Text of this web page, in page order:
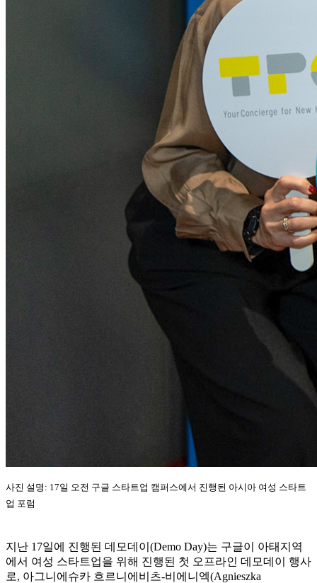
사진 설명: 17일 오전 구글 스타트업 캠퍼스에서 진행된 아시아 여성 스타트
업 포럼
지난 17일에 진행된 데모데이(Demo Day)는 구글이 아태지역
에서 여성 스타트업을 위해 진행된 첫 오프라인 데모데이 행사
로, 아그니에슈카 흐르니에비츠-비에니엑(Agnieszka